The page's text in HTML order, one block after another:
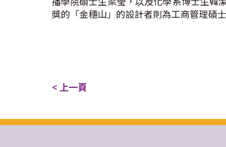
獎的「金穗山」的設計者則為工商管理碩
< 上一頁